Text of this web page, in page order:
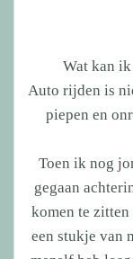
Wat kan
Auto rijden is
piepen en
Toen ik nog
gegaan
komen te
een stukje van